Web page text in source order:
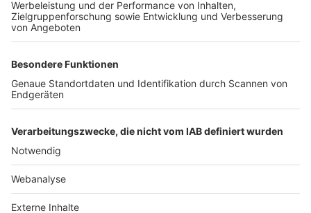
TOP-PARTNER
Nutzungsbedingungen Datenschutz Impressum